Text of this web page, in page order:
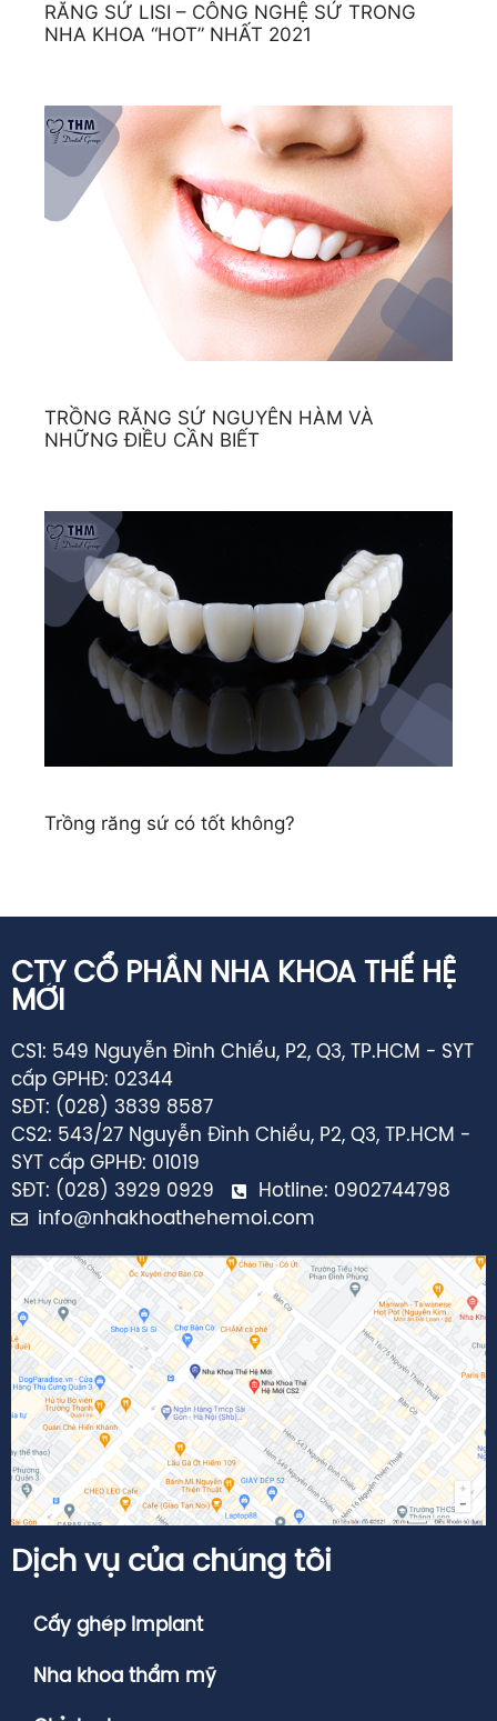
RĂNG SỨ LISI – CÔNG NGHỆ SỨ TRONG
NHA KHOA “HOT” NHẤT 2021
TRỒNG RĂNG SỨ NGUYÊN HÀM VÀ
NHỮNG ĐIỀU CẦN BIẾT
Trồng răng sứ có tốt không?
CTY CỔ PHẦN NHA KHOA THẾ HỆ
MỚI
CS1: 549 Nguyễn Đình Chiểu, P2, Q3, TP.HCM - SYT
cấp GPHĐ: 02344
SĐT: (028) 3839 8587
CS2: 543/27 Nguyễn Đình Chiểu, P2, Q3, TP.HCM -
SYT cấp GPHĐ: 01019
SĐT: (028) 3929 0929
Hotline: 0902744798
info@nhakhoathehemoi.com
Dịch vụ của chúng tôi
Cấy ghép Implant
Nha khoa thẩm mỹ